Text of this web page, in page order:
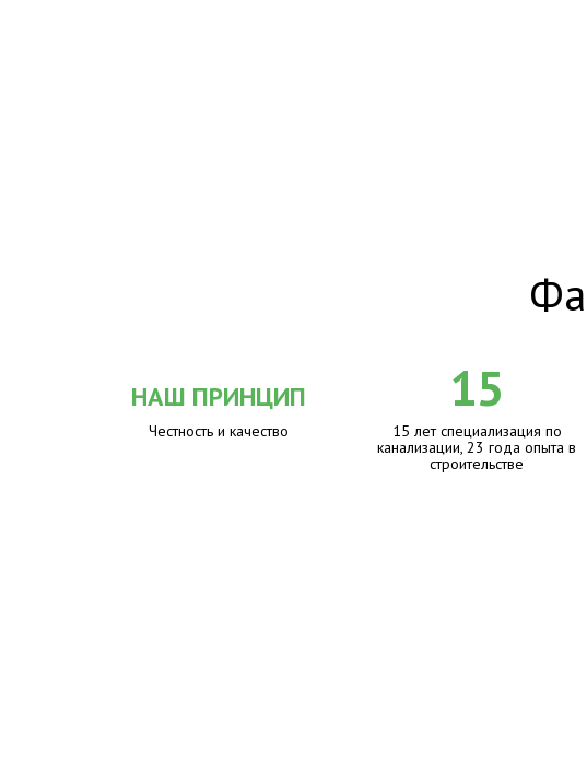
НАШ ПРИНЦИП
Честность и качество
15
15 лет специализация по
канализации, 23 года опыта в
строительстве